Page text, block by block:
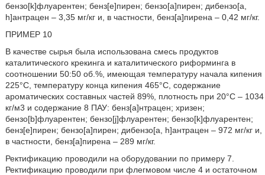
бензо[k]флуарентен; бенз[е]пирен; бензо[а]пирен; дибензо[a,
h]антрацен – 3,35 мг/кг и, в частности, бенз[а]пирена – 0,42 мг/кг.
ПРИМЕР 10
В качестве сырья была использована смесь продуктов
каталитического крекинга и каталитического риформинга в
соотношении 50:50 об.%, имеющая температуру начала кипения
225°С, температуру конца кипения 465°С, содержание
ароматических составных частей 89%, плотность при 20°С – 1034
кг/м3 и содержание 8 ПАУ: бенз[а]нтрацен; хризен;
бензо[b]флуарентен; бензо[j]флуарентен; бензо[k]флуарентен;
бенз[е]пирен; бензо[а]пирен; дибензо[a, h]антрацен – 972 мг/кг и,
в частности, бенз[а]пирена – 289 мг/кг.
Ректификацию проводили на оборудовании по примеру 7.
Ректификацию проводили при флегмовом числе 4 и остаточном